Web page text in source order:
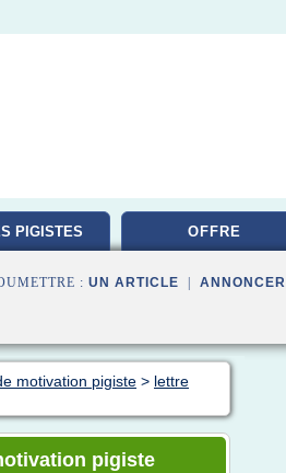
PIGISTES OFFRE
: UN ARTICLE ANNONCER
motivation pigiste > lettre
pigiste